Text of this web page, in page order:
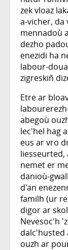
zek vloaz
a-vicher, da
mennadoù
dezho
enezidi ha
labour-
zigreskiñ
Etre ar
abegoù
lec'hel hag
eus ar vro
liesseurted,
nemet er
danioù-
d'an
familh (ur
digor ar
Nevesoc'h
dalc'husted
ouzh ar